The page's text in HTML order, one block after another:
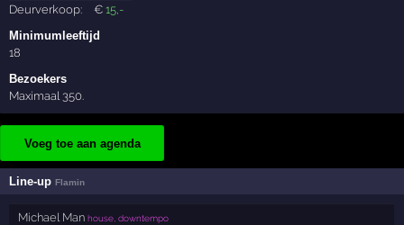
Deurverkoop:
€15 ,-
Minimumleeftijd
18
Bezoekers
Maximaal 350.
Voeg toe aan agenda
Line-upFlamin
Michael Man house, downtempo